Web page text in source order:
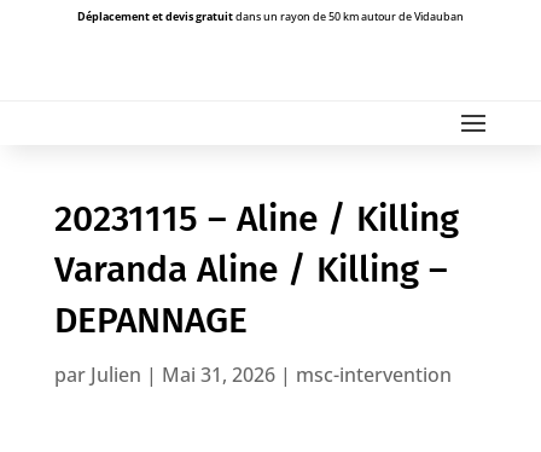
Déplacement et devis gratuitdans un rayon de 50 km autour de Vidauban
20231115 – Aline / Killing
Varanda Aline / Killing –
DEPANNAGE
par Julien | Mai 31, 2026| msc-intervention